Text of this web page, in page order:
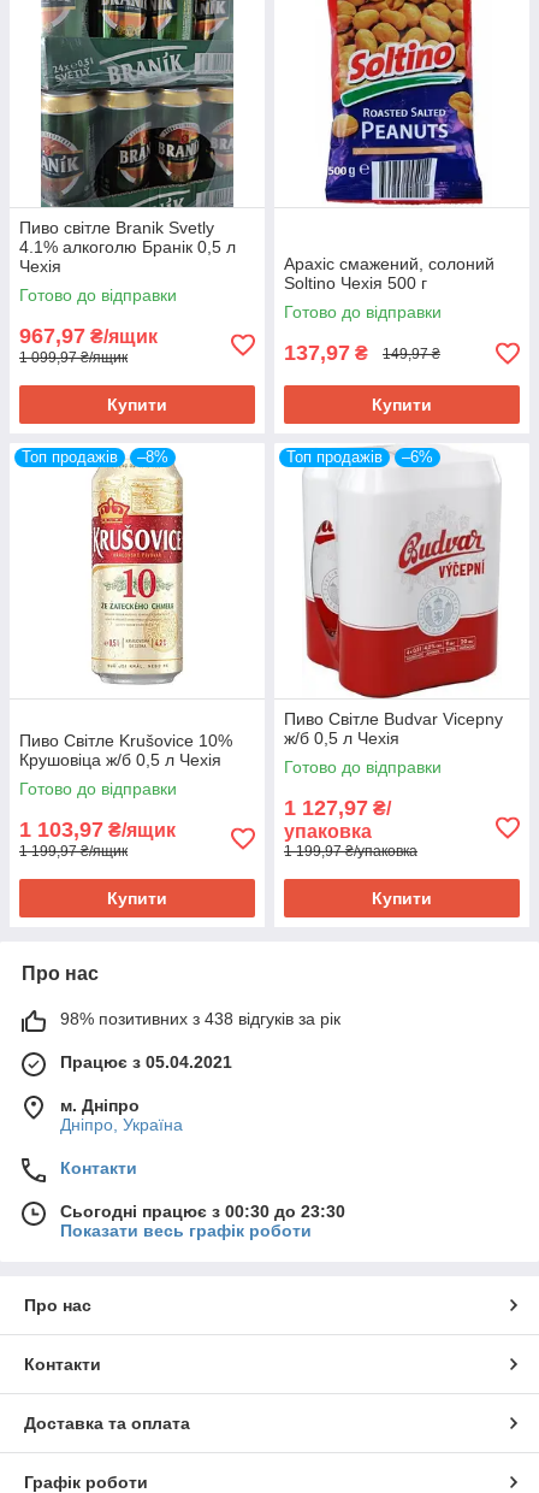
Пиво світле Branik Svetly
4.1% алкоголю Бранік 0,5 л
Чехія
Готово до відправки
967,97 ₴/ящик
1 099,97 ₴/ящик
Купити
Арахіс смажений, солоний
Soltino Чехія 500 г
Готово до відправки
137,97 ₴ 149,97 ₴
Купити
Топ продажів –8%
Пиво Світле Krušovice 10%
Крушовіца ж/б 0,5 л Чехія
Готово до відправки
1 103,97 ₴/ящик
1 199,97 ₴/ящик
Купити
Топ продажів –6%
Пиво Світле Budvar Vicepny
ж/б 0,5 л Чехія
Готово до відправки
1 127,97 ₴/
упаковка
1 199,97 ₴/упаковка
Купити
Про нас
98% позитивних з 438 відгуків за рік
Працює з 05.04.2021
м. Дніпро
Дніпро, Україна
Контакти
Сьогодні працює з 00:30 до 23:30
Показати весь графік роботи
Про нас
Контакти
Доставка та оплата
Графік роботи